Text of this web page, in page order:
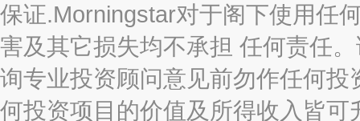
保证.Morningstar对于阁下使用任
害及其它损失均不承担 任何责任
询专业投资顾问意见前勿作任何
何投资项目的价值及所得收入皆可